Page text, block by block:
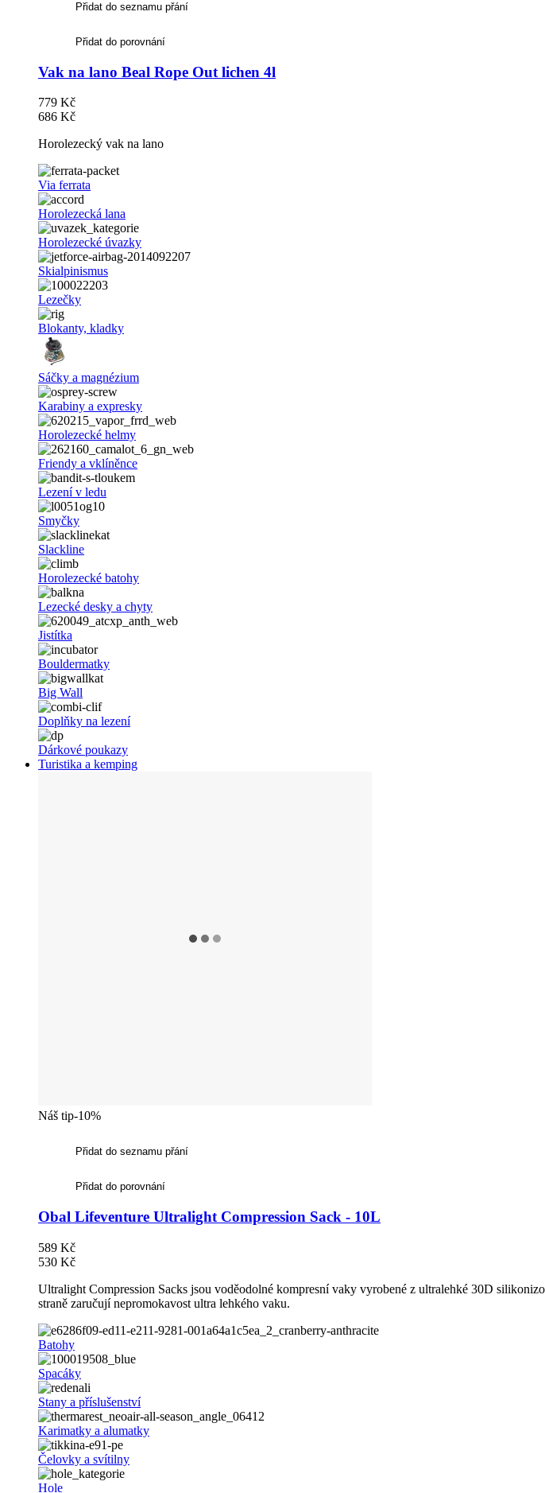
Přidat do seznamu přání
Přidat do porovnání
Vak na lano Beal Rope Out lichen 4l
779 Kč
686 Kč
Horolezecký vak na lano
Via ferrata
Horolezecká lana
Horolezecké úvazky
Skialpinismus
Lezečky
Blokanty, kladky
Sáčky a magnézium
Karabiny a expresky
Horolezecké helmy
Friendy a vklíněnce
Lezení v ledu
Smyčky
Slackline
Horolezecké batohy
Lezecké desky a chyty
Jistítka
Bouldermatky
Big Wall
Doplňky na lezení
Dárkové poukazy
Turistika a kemping
Náš tip-10%
Přidat do seznamu přání
Přidat do porovnání
Obal Lifeventure Ultralight Compression Sack - 10L
589 Kč
530 Kč
Ultralight Compression Sacks jsou voděodolné kompresní vaky vyrobené z ultralehké 30D
straně zaručují nepromokavost ultra lehkého vaku.
Batohy
Spacáky
Stany a příslušenství
Karimatky a alumatky
Čelovky a svítilny
Hole